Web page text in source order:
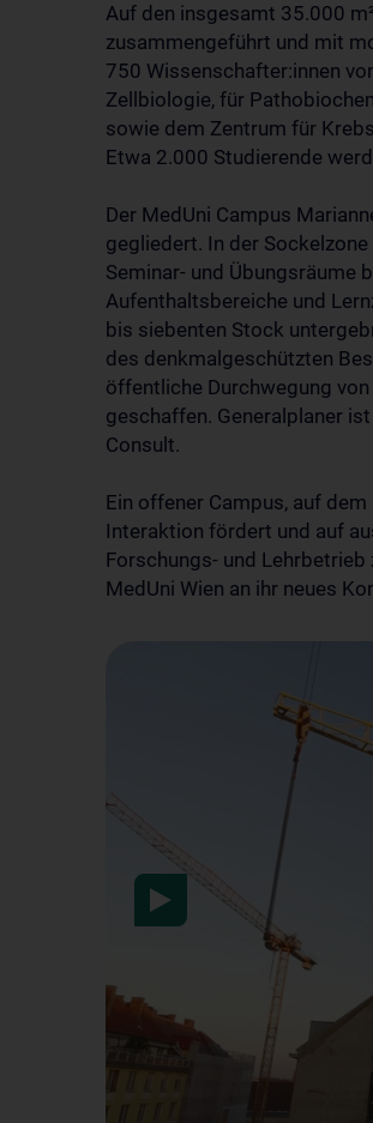
Auf den insgesamt 35.000
zusammengeführt und mit
750 Wissenschafter:innen
Zellbiologie, für
sowie dem Zentrum für
Etwa 2.000 Studierende
Der MedUni Campus
gegliedert. In der
Seminar- und Übungsräume
Aufenthaltsbereiche und
bis siebenten Stock
des denkmalgeschützten
öffentliche Durchwegung
geschaffen. Generalplaner
Consult.
Ein offener Campus, auf
Interaktion fördert und auf
Forschungs- und
MedUni Wien an ihr neues